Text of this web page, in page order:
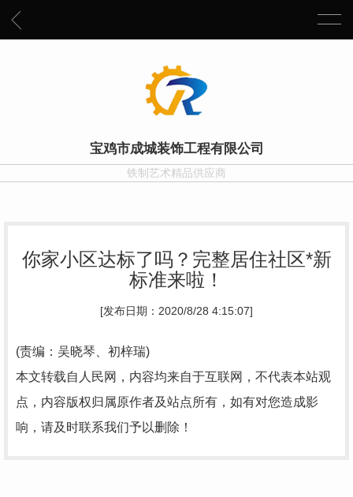
宝鸡市成城装饰工程有限公司
铁制艺术精品供应商
你家小区达标了吗？完整居住社区*新
标准来啦！
[发布日期：2020/8/28 4:15:07]
(责编：吴晓琴、初梓瑞)
本文转载自人民网，内容均来自于互联网，不代表本站观
点，内容版权归属原作者及站点所有，如有对您造成影
响，请及时联系我们予以删除！